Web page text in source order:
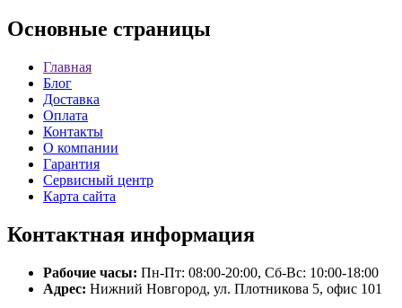
Основные страницы
Главная
Блог
Доставка
Оплата
Контакты
О компании
Гарантия
Сервисный центр
Карта сайта
Контактная информация
Рабочие часы: Пн-Пт: 08:00-20:00, Сб-Вс: 10:00-18:00
Адрес: Нижний Новгород, ул. Плотникова 5, офис 101